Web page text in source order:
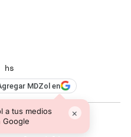
hs
MDZol en
a tus medios
Google
×